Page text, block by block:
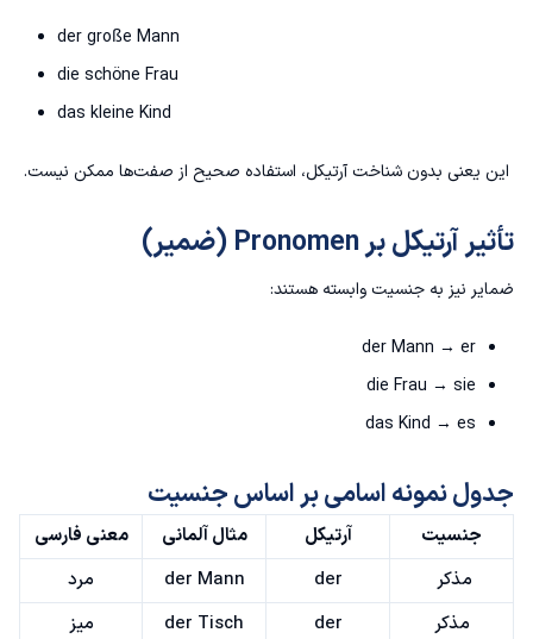
der große Mann
die schöne Frau
das kleine Kind
این یعنی بدون شناخت آرتیکل، استفاده صحیح از صفت‌ها ممکن نیست.
تأثیر آرتیکل بر Pronomen (ضمیر)
ضمایر نیز به جنسیت وابسته هستند:
der Mann → er
die Frau → sie
das Kind → es
جدول نمونه اسامی بر اساس جنسیت
جنسیت آرتیکل مثال آلمانی
معنی فارسی
مذکر
der
der Mann
مرد
مذکر
der
der Tisch
میز